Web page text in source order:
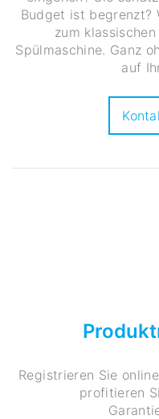
Budget ist begrenzt?
zum
Spülmaschine. Ganz
auf
Registrieren Sie
profitieren